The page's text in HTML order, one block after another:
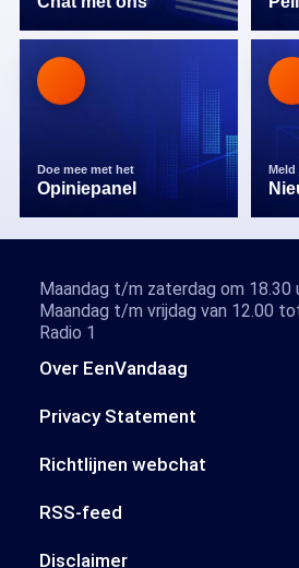
Doe mee met het
Opiniepanel
Meld
Over EenVandaag
Privacy Statement
Richtlijnen webchat
RSS-feed
Disclaimer
Maandag t/m zaterdag om 18.30
Maandag t/m vrijdag van 12.00
Radio 1